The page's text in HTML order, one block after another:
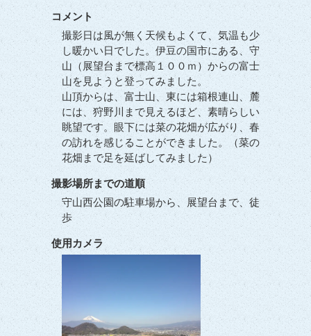
コメント
撮影日は風が無く天候もよくて、気温も少
し暖かい日でした。伊豆の国市にある、守
山（展望台まで標高１００ｍ）からの富士
山を見ようと登ってみました。
山頂からは、富士山、東には箱根連山、麓
には、狩野川まで見えるほど、素晴らしい
眺望です。眼下には菜の花畑が広がり、春
の訪れを感じることができました。（菜の
花畑まで足を延ばしてみました）
撮影場所までの道順
守山西公園の駐車場から、展望台まで、徒
歩
使用カメラ